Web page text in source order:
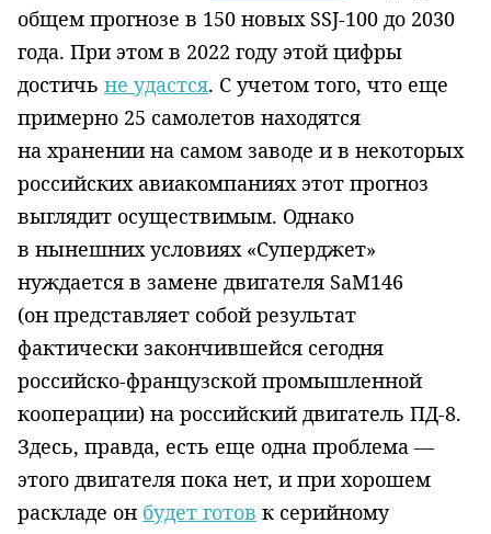
общем прогнозе в 150 новых SSJ-100 до 2030
года. При этом в 2022 году этой цифры
достичь не удастся. С учетом того, что еще
примерно 25 самолетов находятся
на хранении на самом заводе и в некоторых
российских авиакомпаниях этот прогноз
выглядит осуществимым. Однако
в нынешних условиях «Суперджет»
нуждается в замене двигателя SaM146
(он представляет собой результат
фактически закончившейся сегодня
российско-французской промышленной
кооперации) на российский двигатель ПД-8.
Здесь, правда, есть еще одна проблема —
этого двигателя пока нет, и при хорошем
раскладе он будет готов к серийному